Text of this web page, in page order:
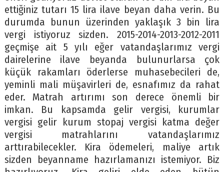
ettiğiniz tutarı 15 lira ilave beyan daha verin. Bu
durumda bunun üzerinden yaklaşık 3 bin lira
vergi istiyoruz sizden. 2015-2014-2013-2012-2011
geçmişe ait 5 yılı eğer vatandaşlarımız vergi
dairelerine ilave beyanda bulunurlarsa çok
küçük rakamları öderlerse muhasebecileri de,
yeminli mali müşavirleri de, esnafımız da rahat
eder. Matrah artırımı son derece önemli bir
imkan. Bu kapsamda gelir vergisi, kurumlar
vergisi gelir kurum stopaj vergisi katma değer
vergisi matrahlarını vatandaşlarımız
arttırabilecekler. Kira ödemeleri, maliye artık
sizden beyanname hazırlamanızı istemiyor. Biz